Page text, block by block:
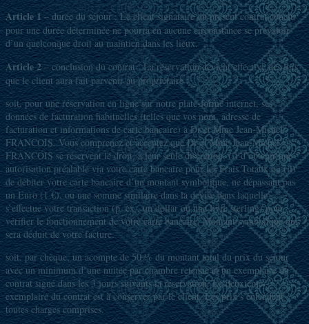
Article 1– durée du séjour : Le client signataire du présent contrat conclu
pour une durée déterminée ne pourra en aucune circonstance se prévaloir
d’un quelconque droit au maintien dans les lieux.
Article 2– conclusion du contrat : La réservation devient effective dès lors
que le client aura fait parvenir au propriétaire :
soit, pour une réservation en ligne sur notre plate-forme internet, ses
données de facturation habituelles (telles que vos nom, adresse de
facturation et informations de carte bancaire) à Dr et Mme Jean-Michel
FRANCOIS. Vous comprenez et acceptez que Dr et Mme Jean-Michel
FRANCOIS se réservent le droit, à leur seule discrétion, (i) d’obtenir une
autorisation préalable via votre carte bancaire pour les Frais Totaux ou (ii)
de débiter votre carte bancaire d’un montant symbolique, ne dépassant pas
un Euro (1 €), ou une somme similaire dans la devise dans laquelle
s’effectue votre transaction (p. ex., un dollar ou une livre sterling) pour
vérifier le fonctionnement de votre carte bancaire. Montant symbolique qui
sera déduit de votre facture.
soit, par chèque, un acompte de 50 % du montant total du prix du séjour
avec un minimum d’une nuitée par chambre retenue et un exemplaire du
contrat signé dans les 3 jours suivants la réservation. Le deuxième
exemplaire du contrat est à conserver par le client. Les prix s’entendent
toutes charges comprises.